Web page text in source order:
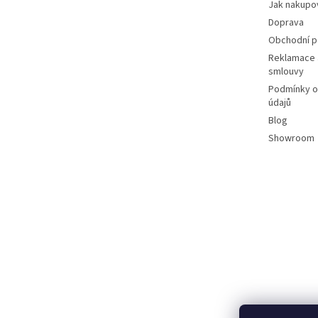
Jak
Doprava
Obchodní
smlouvy
Podmínky
údajů
Blog
Showroom